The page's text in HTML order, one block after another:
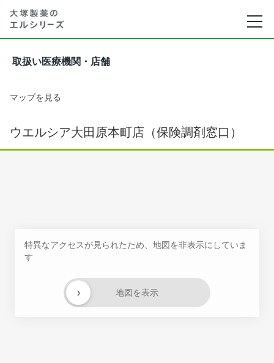
取扱い医療機関・店舗
マップを見る
ウエルシア大田原本町店（保険調剤窓口）
特異なアクセスが見られたため、地図を非表示にしていま
す
地図を表示
›